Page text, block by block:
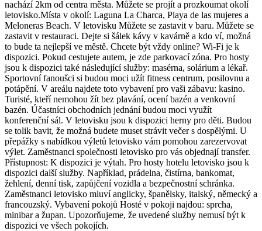
nachází 2km od centra města. Můžete se projít a prozkoumat okolí
letovisko.Místa v okolí: Laguna La Charca, Playa de las mujeres a
Meloneras Beach. V letovisku Můžete se zastavit v baru. Můžete se
zastavit v restauraci. Dejte si šálek kávy v kavárně a kdo ví, možná
to bude ta nejlepší ve městě. Chcete být vždy online? Wi-Fi je k
dispozici. Pokud cestujete autem, je zde parkovací zóna. Pro hosty
jsou k dispozici také následující služby: masérna, solárium a lékař.
Sportovní fanoušci si budou moci užít fitness centrum, posilovnu a
potápění. V areálu najdete toto vybavení pro vaši zábavu: kasino.
Turisté, kteří nemohou žít bez plavání, ocení bazén a venkovní
bazén. Účastníci obchodních jednání budou moci využít
konferenční sál. V letovisku jsou k dispozici herny pro děti. Budou
se tolik bavit, že možná budete muset strávit večer s dospělými. U
přepážky s nabídkou výletů letovisko vám pomohou zarezervovat
výlet. Zaměstnanci společnosti letovisko pro vás objednají transfer.
Přístupnost: K dispozici je výtah. Pro hosty hotelu letovisko jsou k
dispozici další služby. Například, prádelna, čistírna, bankomat,
žehlení, denní tisk, zapůjčení vozidla a bezpečnostní schránka.
Zaměstnanci letovisko mluví anglicky, španělsky, italský, německý a
francouzský. Vybavení pokojů Hosté v pokoji najdou: sprcha,
minibar a župan. Upozorňujeme, že uvedené služby nemusí být k
dispozici ve všech pokojích.